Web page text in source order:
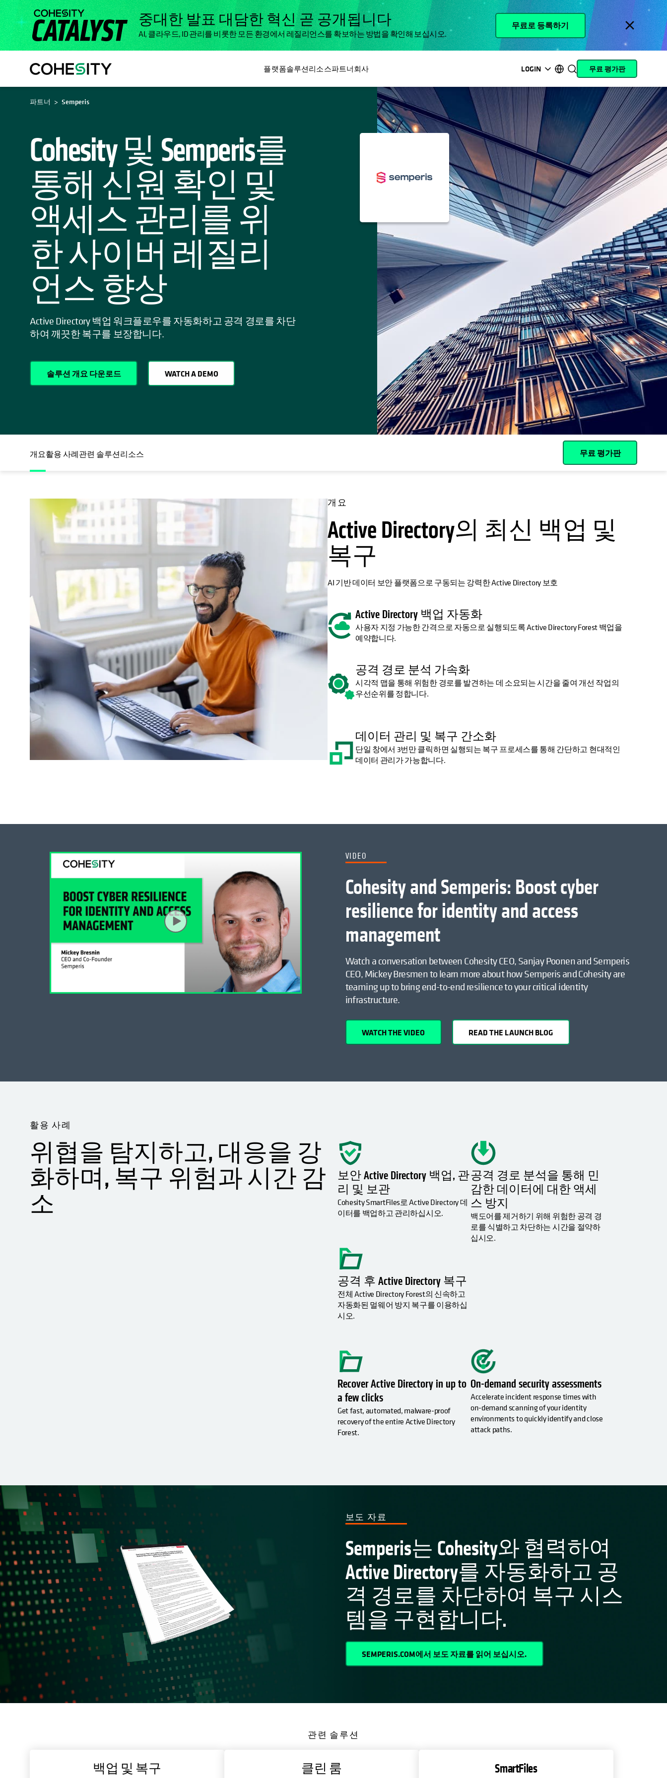
중대한 발표 대담한 혁신 곧 공개됩니다
AI, 클라우드, ID 관리를 비롯한 모든 환경에서 레질리언스를 확보하는 방법을 확인해 보십시오.
무료로 등록하기
플랫폼솔루션리소스파트너회사 LOGIN
MyCohesity
opens in a new tab
Helios
opens in a new tab
Alta
opens in a new tab
지원
opens in a new tab
제품 설명서
opens in a new tab
아카데미
opens in a new tab
Cohesity
Community
opens in a new tab
파트너
opens in a new tab
English (U.S.)
Deutsch (Germany)
Français (France)
日本語 (Japan)
Português (Brazil)
Español (Spain)
무료 평가판
파트너 Semperis
Cohesity 및 Semperis를
통해 신원 확인 및
액세스 관리를 위
한 사이버 레질리
언스 향상
Active Directory 백업 워크플로우를 자동화하고 공격 경로를 차단
하여 깨끗한 복구를 보장합니다.
솔루션 개요 다운로드 WATCH A DEMO
개요활용 사례관련 솔루션리소스 무료 평가판
개요
Active Directory의 최신 백업 및
복구
AI 기반 데이터 보안 플랫폼으로 구동되는 강력한 Active Directory 보호
Active Directory 백업 자동화
사용자 지정 가능한 간격으로 자동으로 실행되도록 Active Directory Forest 백업을
예약합니다.
공격 경로 분석 가속화
시각적 맵을 통해 위험한 경로를 발견하는 데 소요되는 시간을 줄여 개선 작업의
우선순위를 정합니다.
데이터 관리 및 복구 간소화
단일 창에서 3번만 클릭하면 실행되는 복구 프로세스를 통해 간단하고 현대적인
데이터 관리가 가능합니다.
VIDEO
Cohesity and Semperis: Boost cyber
resilience for identity and access
management
Watch a conversation between Cohesity CEO, Sanjay Poonen and Semperis
CEO, Mickey Bresmen to learn more about how Semperis and Cohesity are
teaming up to bring end-to-end resilience to your critical identity
infrastructure.
WATCH THE VIDEO READ THE LAUNCH BLOG
활용 사례
위협을 탐지하고, 대응을 강
화하며, 복구 위험과 시간 감
소
보안 Active Directory 백업, 관
리 및 보관
Cohesity SmartFiles로 Active Directory 데
이터를 백업하고 관리하십시오.
공격 후 Active Directory 복구
전체 Active Directory Forest의 신속하고
자동화된 멀웨어 방지 복구를 이용하십
시오.
공격 경로 분석을 통해 민
감한 데이터에 대한 액세
스 방지
백도어를 제거하기 위해 위험한 공격 경
로를 식별하고 차단하는 시간을 절약하
십시오.
Recover Active Directory in up to
a few clicks
Get fast, automated, malware-proof
recovery of the entire Active Directory
Forest.
On-demand security assessments
Accelerate incident response times with
on-demand scanning of your identity
environments to quickly identify and close
attack paths.
보도 자료
Semperis는 Cohesity와 협력하여
Active Directory를 자동화하고 공
격 경로를 차단하여 복구 시스
템을 구현합니다.
SEMPERIS.COM에서 보도 자료를 읽어 보십시오.
관련 솔루션
백업 및 복구 클린 룸 SmartFiles